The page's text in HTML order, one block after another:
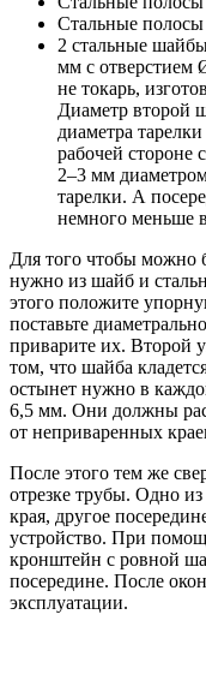
Стальные
2 стальные
мм с отверстием
не токарь,
Диаметр второй
диаметра
рабочей стороне
2–3 мм
тарелки. А
немного меньше
Для того чтобы можно
нужно из шайб и
этого положите
поставьте
приварите их. Второй
том, что шайба
остынет нужно в
6,5 мм. Они должны
от неприваренных
После этого тем же
отрезке трубы. Одно
края, другое
устройство. При
кронштейн с ровной
посередине. После
эксплуатации.